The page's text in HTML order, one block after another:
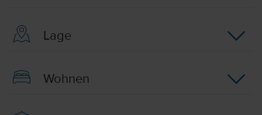
Lage
Wohnen